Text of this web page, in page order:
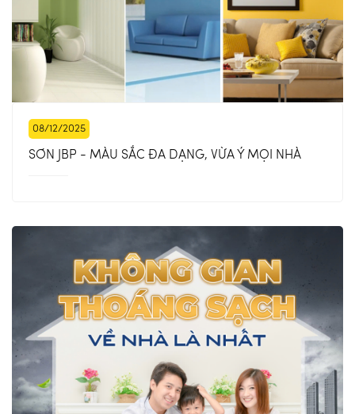
08/12/2025
SƠN JBP - MÀU SẮC ĐA DẠNG, VỪA Ý MỌI NHÀ